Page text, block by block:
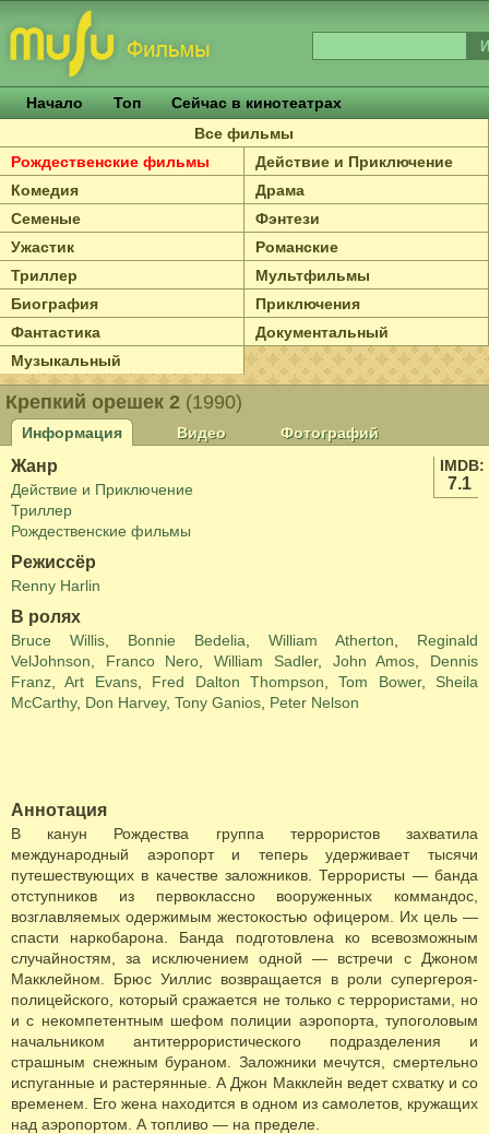
Начало Топ
Сейчас в кинотеатрах
Все фильмы
Рождественские фильмы
Действие и Приключение
Комедия
Драма
Семеные
Фэнтези
Ужастик
Романские
Триллер
Мультфильмы
Биография
Приключения
Фантастика
Документальный
Музыкальный
Крепкий орешек 2 (1990)
Информация Видео
Фотографий
IMDB:
7.1
Жанр
Действие и Приключение
Триллер
Рождественские фильмы
Режиссёр
Renny Harlin
В ролях
Bruce Willis Bonnie Bedelia William Atherton
Reginald
VelJohnson
Franco Nero ,William Sadler, John Amos
Dennis
Franz ,Art Evans, Fred Dalton Thompson ,Tom Bower, Sheila
McCarthy, Don Harvey, Tony Ganios Peter Nelson
Аннотация
В канун Рождества группа террористов захватила
международный аэропорт и теперь удерживает тысячи
путешествующих в качестве заложников. Террористы — банда
отступников из первоклассно вооруженных коммандос,
возглавляемых одержимым жестокостью офицером. Их цель —
спасти наркобарона. Банда подготовлена ко всевозможным
случайностям, за исключением одной — встречи с Джоном
Макклейном. Брюс Уиллис возвращается в роли супергероя-
полицейского, который сражается не только с террористами, но
и с некомпетентным шефом полиции аэропорта, тупоголовым
начальником антитеррористического подразделения и
страшным снежным бураном. Заложники мечутся, смертельно
испуганные и растерянные. А Джон Макклейн ведет схватку и со
временем. Его жена находится в одном из самолетов, кружащих
над аэропортом. А топливо — на пределе.